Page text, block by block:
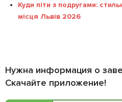
Куди піти з подругами:
місця Львів 2026
Нужна информация о
Скачайте приложение!